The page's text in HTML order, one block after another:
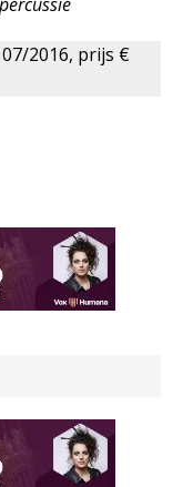
2016, prijs €